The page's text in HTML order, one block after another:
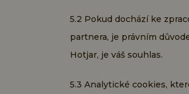
5.2 Pokud dochází ke
partnera, je právním
Hotjar, je váš souhlas.
5.3 Analytické cookies,